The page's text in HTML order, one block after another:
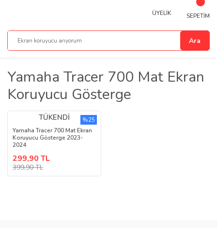
Ara
ÜYELİK SEPETİM
Yamaha Tracer 700 Mat Ekran
Koruyucu Gösterge
TÜKENDİ
Yamaha Tracer 700 Mat Ekran
Koruyucu Gösterge 2023-
2024
299,90 TL
399,90 TL
%25